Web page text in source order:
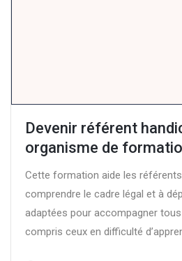
Devenir référent
organisme de
Cette formation aide les
comprendre le cadre légal et à
adaptées pour accompagner
compris ceux en difficulté